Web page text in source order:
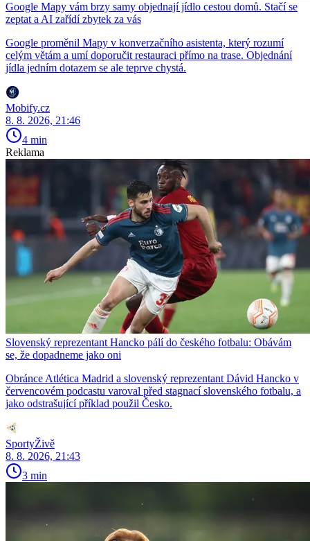
Google Mapy vám brzy samy objednají jídlo cestou domů. Stačí se
zeptat a AI zařídí zbytek za vás
Google proměnil Mapy v konverzačního asistenta, který rozumí
celým větám a umí doporučit restauraci přímo na trase. Objednání
jídla jedním dotazem se ale teprve chystá.
Mobify.cz
8. 8. 2026, 21:46
4 min
Reklama
Slovenský reprezentant Hancko pálí do českého fotbalu: Obávám
se, že dopadneme jako oni
Obránce Atlética Madrid a slovenský reprezentant Dávid Hancko v
červencovém podcastu varoval před stagnací slovenského fotbalu, a
jako odstrašující příklad použil Česko.
SportyŽivě
8. 8. 2026, 21:43
3 min